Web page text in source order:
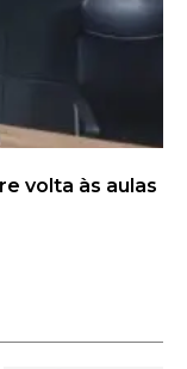
volta às aulas